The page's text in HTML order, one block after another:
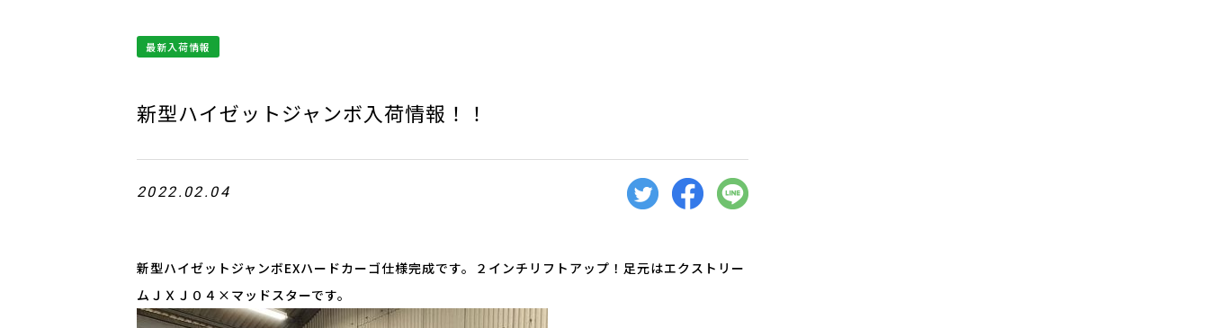
最新入荷情報
新型ハイゼットジャンボ入荷情報！！
2022.02.04
新型ハイゼットジャンボEXハードカーゴ仕様完成です。２インチリフトアップ！足元はエクストリー
ムＪＸＪ０４×マッドスターです。